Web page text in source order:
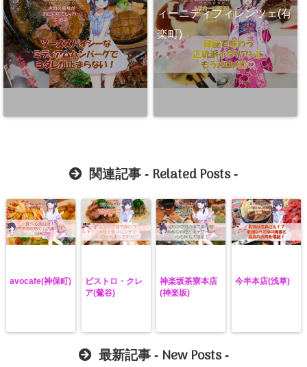
ィーニディフィレンツェ(有
楽町)
関連記事 - Related Posts-
avocafe(神保町)
ビストロ・クレ
ア(鶯谷)
神楽坂茶寮本店
(神楽坂)
今半本店(浅草)
最新記事 - New Posts-